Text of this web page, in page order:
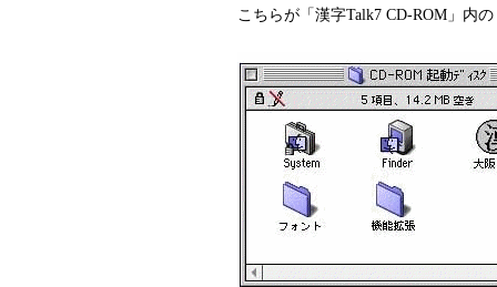
こちらが「漢字Talk7 CD-ROM」内